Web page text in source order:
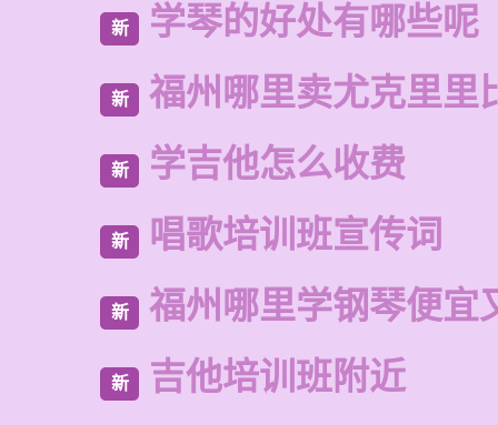
新 学琴的好处有哪些呢
新 福州哪里卖尤克里里
新 学吉他怎么收费
新 唱歌培训班宣传词
新 福州哪里学钢琴便宜
新 吉他培训班附近